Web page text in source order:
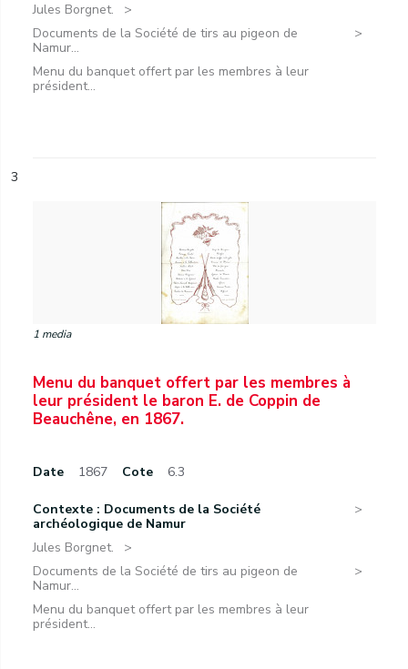
Jules Borgnet.
Documents de la Société de tirs au pigeon de
Namur...
Menu du banquet offert par les membres à leur
président...
3
1 media
Menu du banquet offert par les membres à
leur président le baron E. de Coppin de
Beauchêne, en 1867.
Date 1867 Cote 6.3
Contexte : Documents de la Société
archéologique de Namur
Jules Borgnet.
Documents de la Société de tirs au pigeon de
Namur...
Menu du banquet offert par les membres à leur
président...